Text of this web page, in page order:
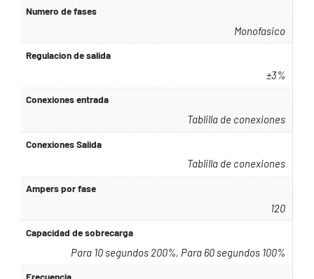
Numero de fases
Monofasico
Regulacion de salida
±3%
Conexiones entrada
Tablilla de conexiones
Conexiones Salida
Tablilla de conexiones
Ampers por fase
120
Capacidad de sobrecarga
Para 10 segundos 200%, Para 60 segundos 100%